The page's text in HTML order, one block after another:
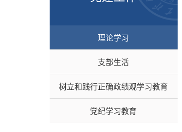
理论学习
支部生活
树立和践行正确政绩观学习教育
党纪学习教育